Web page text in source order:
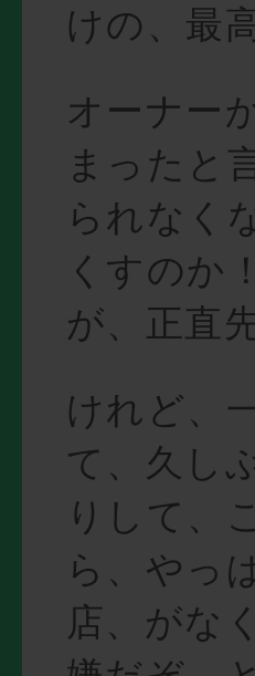
けの、最
オーナー
まったと
られなく
くすのか
が、正直
けれど、
て、久し
りして、
ら、やっ
店、がな